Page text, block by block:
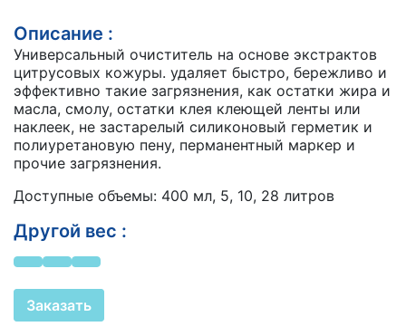
Описание :
Универсальный очиститель на основе экстрактов
цитрусовых кожуры. удаляет быстро, бережливо и
эффективно такие загрязнения, как остатки жира и
масла, смолу, остатки клея клеющей ленты или
наклеек, не застарелый силиконовый герметик и
полиуретановую пену, перманентный маркер и
прочие загрязнения.
Доступные объемы: 400 мл, 5, 10, 28 литров
Другой вес :
Заказать